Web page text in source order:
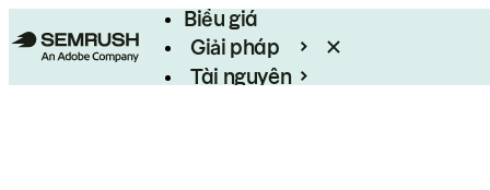
Biểu giá
Giải pháp
Tài nguyên